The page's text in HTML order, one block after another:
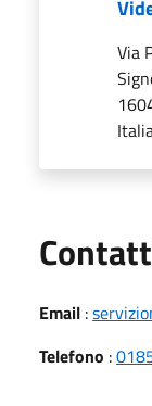
Via
Email :
Telefono :